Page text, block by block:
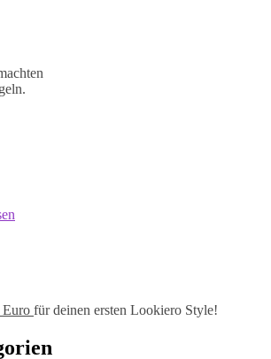
Euro für deinen ersten Lookiero Style!